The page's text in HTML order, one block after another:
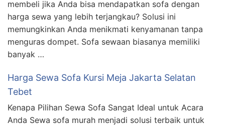
membeli jika Anda bisa mendapatkan sofa dengan
harga sewa yang lebih terjangkau? Solusi ini
memungkinkan Anda menikmati kenyamanan tanpa
menguras dompet. Sofa sewaan biasanya memiliki
banyak …
Harga Sewa Sofa Kursi Meja Jakarta Selatan
Tebet
Kenapa Pilihan Sewa Sofa Sangat Ideal untuk Acara
Anda Sewa sofa murah menjadi solusi terbaik untuk